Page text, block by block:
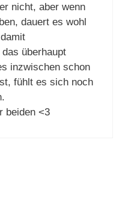
nicht, aber wenn
dauert es wohl
überhaupt
inzwischen schon
fühlt es sich noch
beiden <3